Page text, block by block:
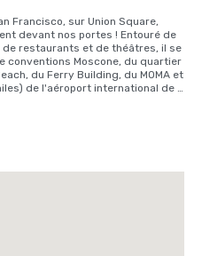
Francisco, sur Union Square,
devant nos portes ! Entouré de
restaurants et de théâtres, il se
conventions Moscone, du quartier
du Ferry Building, du MOMA et
de l'aéroport international de
SE) de l'aéroport international
de taxis de l'aéroport ou
approximatif, aller simple : 50 à